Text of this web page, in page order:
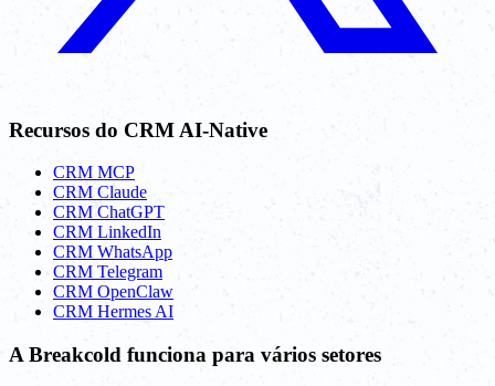
Recursos do CRM AI-Native
CRM MCP
CRM Claude
CRM ChatGPT
CRM LinkedIn
CRM WhatsApp
CRM Telegram
CRM OpenClaw
CRM Hermes AI
A Breakcold funciona para vários setores